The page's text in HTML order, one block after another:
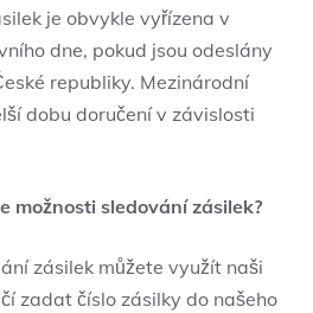
je obvykle vyřízena v
dne, pokud jsou odeslány
republiky. Mezinárodní
dobu doručení v závislosti
možnosti sledování zásilek?
zásilek můžete využít naši
zadat číslo zásilky do našeho